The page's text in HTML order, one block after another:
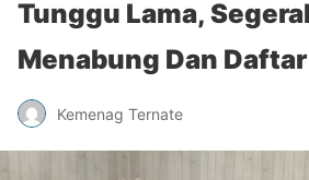
Tunggu Lama,
Menabung Dan
Kemenag Ternate